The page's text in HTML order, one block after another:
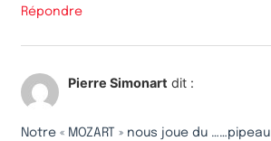
Répondre
Pierre Simonart dit :
Notre « MOZART » nous joue du ……pipeau